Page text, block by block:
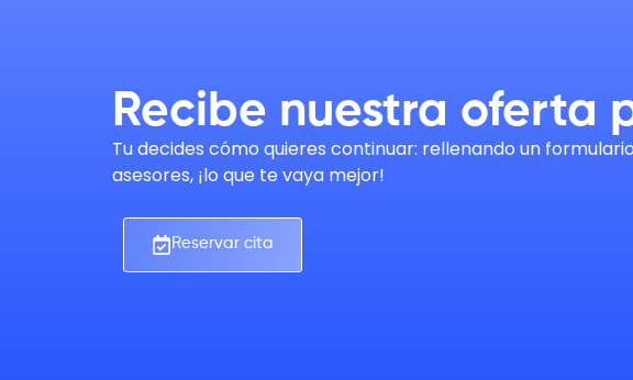
Recibe nuestra oferta
Tu decides cómo quieres continuar: rellenando un
asesores, ¡lo que te vaya mejor!
Reservar cita